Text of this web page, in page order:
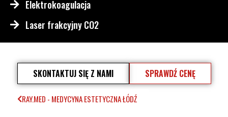
Elektrokoagulacja
Laser frakcyjny CO2
SKONTAKTUJ SIĘ Z NAMI SPRAWDŹ CENĘ
RAY.MED - MEDYCYNA ESTETYCZNA ŁÓDŹ